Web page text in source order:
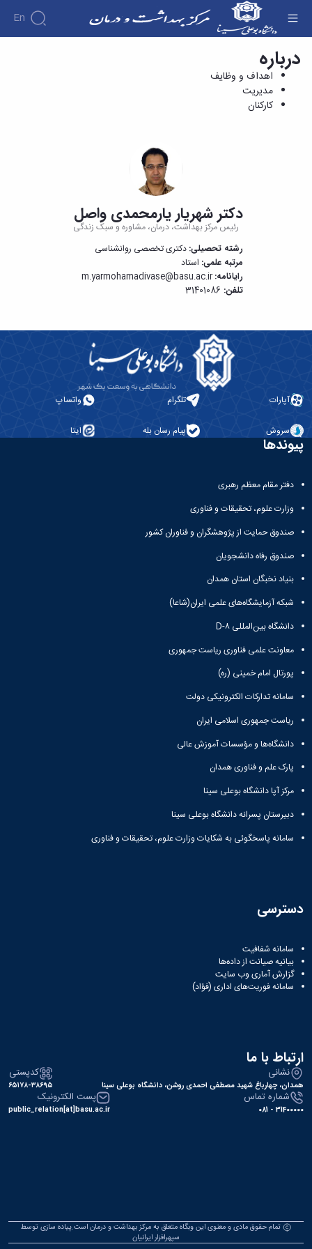
En
مدیریت - مرکز بهداشت و درمان
درباره
اهداف و وظایف
مدیریت
کارکنان
دکتر شهریار یارمحمدی واصل
رئیس مرکز بهداشت، درمان، مشاوره و سبک زندگی
رشته تحصیلی: دکتری تخصصی روانشناسی
مرتبه علمی: استاد
رایانامه: m.yarmohamadivase@basu.ac.ir
تلفن: 31401086
آپارات تلگرام واتساپ
سروش پیام رسان بله ایتا
پیوندها
دفتر مقام معظم رهبری
وزارت علوم، تحقیقات و فناوری
صندوق حمایت از پژوهشگران و فناوران کشور
صندوق رفاه دانشجویان
بنیاد نخبگان استان همدان
شبکه آزمایشگاه‌های علمی ایران(شاعا)
دانشگاه بین‌المللی D-۸
معاونت علمی فناوری ریاست جمهوری
پورتال امام خمینی (ره)
سامانه تدارکات الکترونیکی دولت
ریاست جمهوری اسلامی ایران
دانشگاه‌ها و مؤسسات آموزش عالی
پارک علم و فناوری همدان
مرکز آپا دانشگاه بوعلی سینا
دبیرستان پسرانه دانشگاه بوعلی سینا
سامانه پاسخگوئی به شکایات وزارت علوم، تحقیقات و فناوری
دسترسی
سامانه شفافیت
بیانیه صیانت از داده‌ها
گزارش آماری وب‌ سایت
سامانه فوریت‌های اداری (فؤاد)
ارتباط با ما
نشانی
همدان، چهارباغ شهید مصطفی احمدی روشن، دانشگاه بوعلی سینا
کدپستی
۶۵۱۷۸-۳۸۶۹۵
شماره تماس
31400000 - 081
پست الکترونیک
public_relation[at]basu.ac.ir
تمام حقوق مادی و معنوی این وبگاه متعلق به مرکز بهداشت و درمان است.پیاده سازی توسط
سپهرافزار ایرانیان